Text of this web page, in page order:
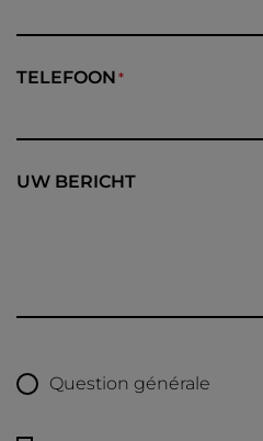
TELEFOON
UW BERICHT
Question générale